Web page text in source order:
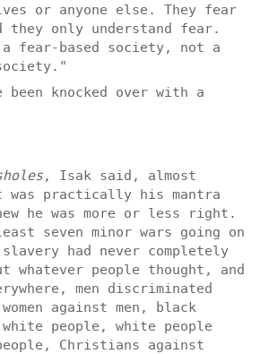
or anyone else. They fear
they only understand fear.
fear-based society, not a
been knocked over with a
, Isak said, almost
practically his mantra
he was more or less right.
seven minor wars going on
had never completely
whatever people thought, and
men discriminated
against men, black
people, white people
Christians against